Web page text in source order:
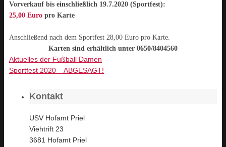
Vorverkauf bis einschließlich 19.7.2020 (Sportfest):
25,00 Euro pro Karte
Anschließend nach dem Sportfest 28,00 Euro pro Karte.
Karten sind erhältlich unter 0650/8404560
Aktuelles der Fußball Damen
Sportfest 2020 – ABGESAGT!
Kontakt
USV Hofamt Priel
Viehtrift 23
3681 Hofamt Priel